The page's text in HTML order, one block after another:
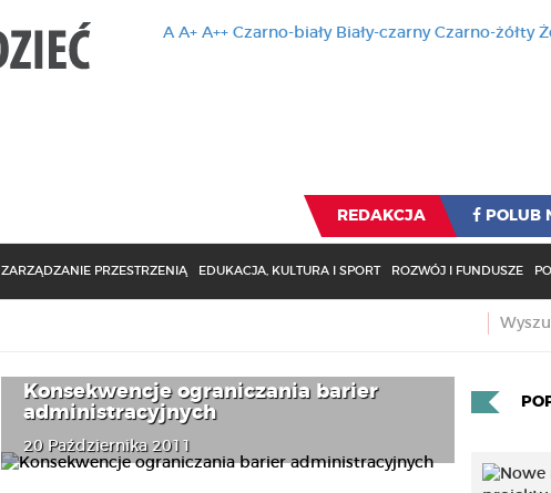
A A+ A++ Czarno-biały Biały-czarny Czarno-żółty
REDAKCJA POLUB
ZARZĄDZANIE PRZESTRZENIĄ EDUKACJA, KULTURA I SPORT ROZWÓJ I FUNDUSZE
Konsekwencje ograniczania barier
administracyjnych
20 Października 2011